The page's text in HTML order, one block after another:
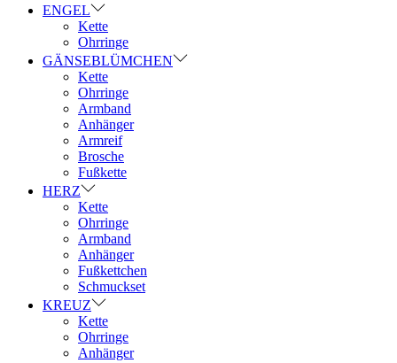
ENGEL
Kette
Ohrringe
GÄNSEBLÜMCHEN
Kette
Ohrringe
Armband
Anhänger
Armreif
Brosche
Fußkette
HERZ
Kette
Ohrringe
Armband
Anhänger
Fußkettchen
Schmuckset
KREUZ
Kette
Ohrringe
Anhänger